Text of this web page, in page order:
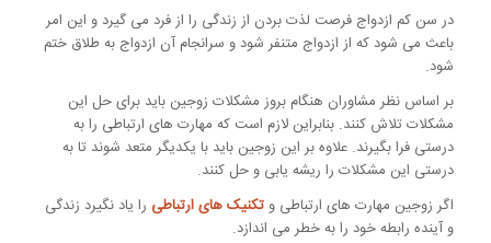
در سن کم ازدواج فرصت لذت بردن از زندگی را از فرد می گیرد و این امر
باعث می شود که از ازدواج متنفر شود و سرانجام آن ازدواج به طلاق ختم
شود.
بر اساس نظر مشاوران هنگام بروز مشکلات زوجین باید برای حل این
مشکلات تلاش کنند. بنابراین لازم است که مهارت های ارتباطی را به
درستی فرا بگیرند. علاوه بر این زوجین باید با یکدیگر متعد شوند تا به
درستی این مشکلات را ریشه یابی و حل کنند.
اگر زوجین مهارت های ارتباطی وتکنیک های ارتباطی را یاد نگیرد زندگی
و آینده رابطه خود را به خطر می اندازد.